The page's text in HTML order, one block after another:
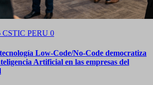
CSTIC PERU 0
Low-Code/No-Code democratiza
Artificial en las empresas del